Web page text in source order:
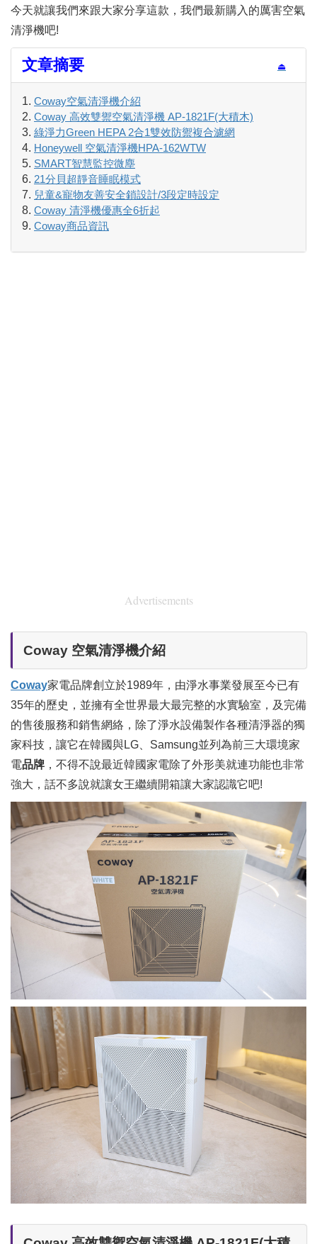
今天就讓我們來跟大家分享這款，我們最新購入的厲害空氣
清淨機吧!
⏏
文章摘要
Coway空氣清淨機介紹
Coway 高效雙禦空氣清淨機 AP-1821F(大積木)
綠淨力Green HEPA 2合1雙效防禦複合濾網
Honeywell 空氣清淨機HPA-162WTW
SMART智慧監控微塵
21分貝超靜音睡眠模式
兒童&寵物友善安全鎖設計/3段定時設定
Coway 清淨機優惠全6折起
Coway商品資訊
Advertisements
Coway 空氣清淨機介紹
Coway家電品牌創立於1989年，由淨水事業發展至今已有
35年的歷史，並擁有全世界最大最完整的水實驗室，及完備
的售後服務和銷售網絡，除了淨水設備製作各種清淨器的獨
家科技，讓它在韓國與LG、Samsung並列為前三大環境家
電品牌 ，不得不說最近韓國家電除了外形美就連功能也非常
強大，話不多說就讓女王繼續開箱讓大家認識它吧!